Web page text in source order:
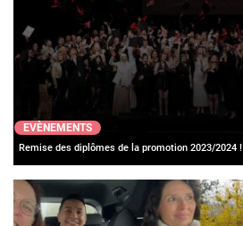
EVÈNEMENTS
Remise des diplômes de la promotion 2023/2024 !